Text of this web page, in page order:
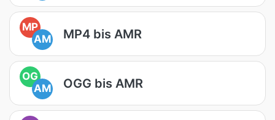
MP
AM
MP4 bis AMR
OG
AM
OGG bis AMR